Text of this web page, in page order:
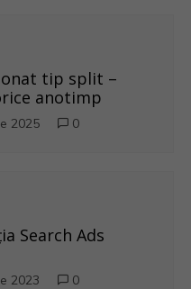
tip split –
anotimp
2025 0
Search Ads
2023 0